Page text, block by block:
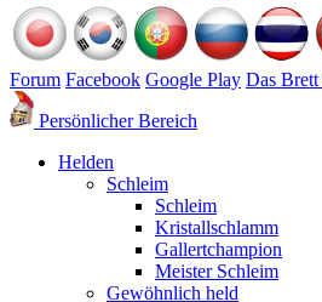
Forum Facebook Google Play Das
Persönlicher Bereich
Helden
Schleim
Schleim
Kristallschlamm
Gallertchampion
Meister Schleim
Gewöhnlich held